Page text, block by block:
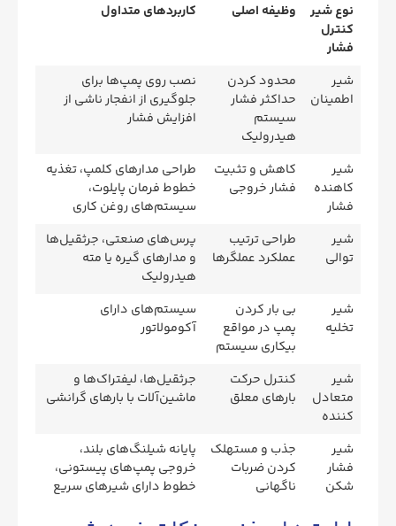
نوع شیر
کنترل
فشار
وظیفه اصلی کاربردهای متداول
شیر
اطمینان
محدود کردن
حداکثر فشار
سیستم
هیدرولیک
نصب روی پمپ‌ها برای
جلوگیری از انفجار ناشی از
افزایش فشار
شیر
کاهنده
فشار
کاهش و تثبیت
فشار خروجی
طراحی مدارهای کلمپ، تغذیه
خطوط فرمان پایلوت،
سیستم‌های روغن کاری
شیر
توالی
طراحی ترتیب
عملکرد عملگرها
پرس‌های صنعتی، جرثقیل‌ها
و مدارهای گیره یا مته
هیدرولیک
شیر
تخلیه
بی بار کردن
پمپ در مواقع
بیکاری سیستم
سیستم‌های دارای
آکومولاتور
شیر
متعادل
کننده
کنترل حرکت
بارهای معلق
جرثقیل‌ها، لیفتراک‌ها و
ماشین‌آلات با بارهای گرانشی
شیر
فشار
شکن
جذب و مستهلک
کردن ضربات
ناگهانی
پایانه شیلنگ‌های بلند،
خروجی پمپ‌های پیستونی،
خطوط دارای شیرهای سریع